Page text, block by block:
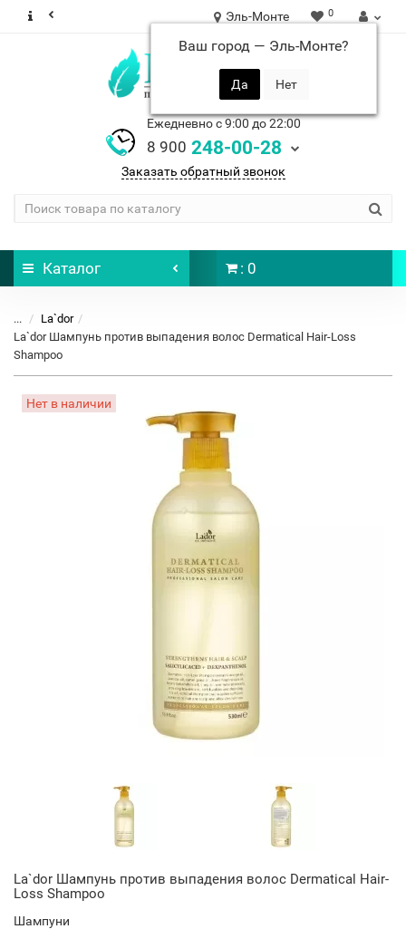
Эль-Монте
Ваш город — Эль-Монте?
0
Ежедневно с 9:00 до 22:00
8 900 248-00-28
Заказать обратный звонок
Каталог : 0
...
La`dor
La`dor Шампунь против выпадения волос Dermatical Hair-Loss
Shampoo
Нет в наличии
La`dor Шампунь против выпадения волос Dermatical Hair-
Loss Shampoo
Шампуни